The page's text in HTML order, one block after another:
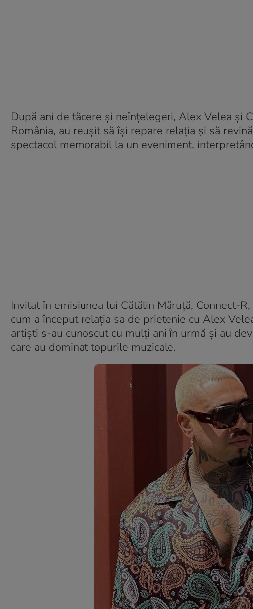
După ani de tăcere și neînțelegeri, Alex Velea și
România, au reușit să își repare relația și să
spectacol memorabil la un eveniment,
Invitat în emisiunea lui Cătălin Măruță, Connect-
cum a început relația sa de prietenie cu Alex
artiști s-au cunoscut cu mulți ani în urmă și au
care au dominat topurile muzicale.